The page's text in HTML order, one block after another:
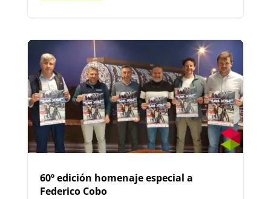
60º edición homenaje especial a
Federico Cobo